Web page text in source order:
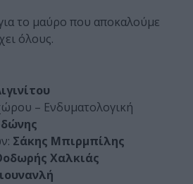
το μαύρο που αποκαλούμε
όλους.
– Ενδυματολογική
Σάκης Μπιρμπίλης
Χαλκιάς